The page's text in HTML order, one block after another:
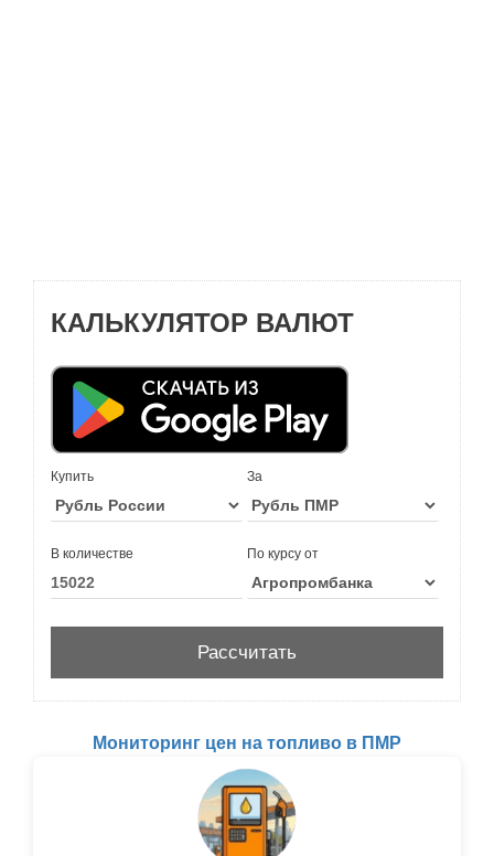
КАЛЬКУЛЯТОР ВАЛЮТ
Купить За
В количестве По курсу от
Мониторинг цен на топливо в ПМР